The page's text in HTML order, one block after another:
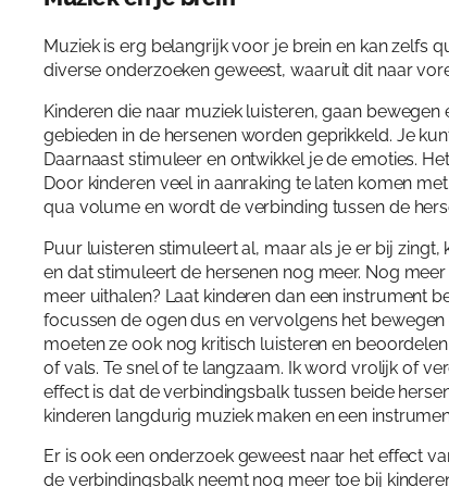
Muziek is erg belangrijk voor je brein en kan zelfs
diverse onderzoeken geweest, waaruit dit naar
Kinderen die naar muziek luisteren, gaan
gebieden in de hersenen worden geprikkeld. Je
Daarnaast stimuleer en ontwikkel je de emoties.
Door kinderen veel in aanraking te laten komen
qua volume en wordt de verbinding tussen de
Puur luisteren stimuleert al, maar als je er bij
en dat stimuleert de hersenen nog meer. Nog
meer uithalen? Laat kinderen dan een instrument
focussen de ogen dus en vervolgens het
moeten ze ook nog kritisch luisteren en
of vals. Te snel of te langzaam. Ik word vrolijk of
effect is dat de verbindingsbalk tussen beide
kinderen langdurig muziek maken en een
Er is ook een onderzoek geweest naar het effect
de verbindingsbalk neemt nog meer toe bij